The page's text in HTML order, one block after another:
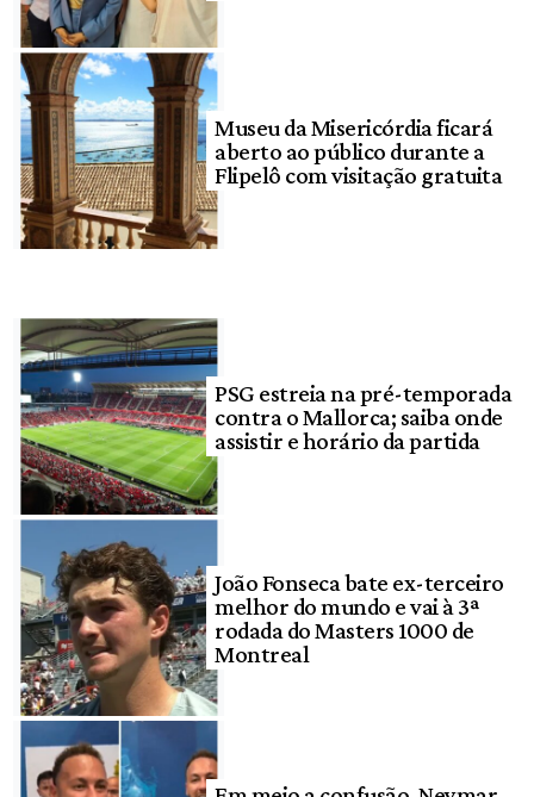
Museu da Misericórdia ficará
aberto ao público durante a
Flipelô com visitação gratuita
PSG estreia na pré-temporada
contra o Mallorca; saiba onde
assistir e horário da partida
João Fonseca bate ex-terceiro
melhor do mundo e vai à 3ª
rodada do Masters 1000 de
Montreal